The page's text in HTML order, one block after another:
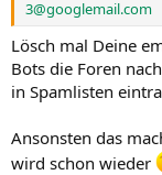
3@googlemail.com
Lösch mal Deine
Bots die Foren
in Spamlisten
Ansonsten das
wird schon wieder